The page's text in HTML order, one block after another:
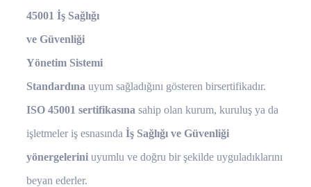
45001 İş Sağlığı
ve Güvenliği
Yönetim Sistemi
Standardına uyum sağladığını gösteren birsertifikadır.
ISO 45001 sertifikasına sahip olan kurum, kuruluş ya da
işletmeler iş esnasında İş Sağlığı ve Güvenliği
yönergelerini uyumlu ve doğru bir şekilde uyguladıklarını
beyan ederler.